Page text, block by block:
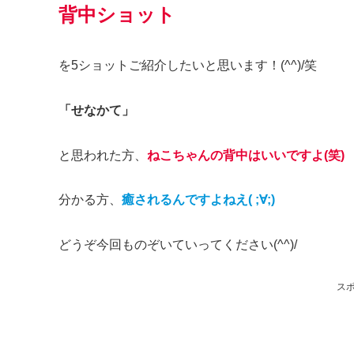
背中ショット
を5ショットご紹介したいと思います！(^^)/笑
「せなかて」
と思われた方、 ねこちゃんの背中はいいですよ(笑)
分かる方、 癒されるんですよねえ( ;∀;)
どうぞ今回ものぞいていってください(^^)/
ス